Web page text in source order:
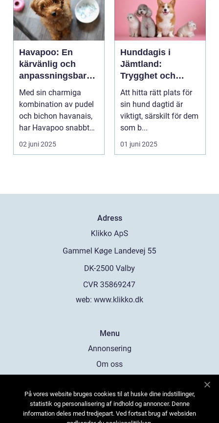
Havapoo: En
kärvänlig och
anpassningsbar
familjemedlem
Med sin charmiga
kombination av pudel
och bichon havanais,
har Havapoo snabbt
blivit en älsklin...
02 juni 2025
Hunddagis i
Jämtland:
Trygghet och
glädje för din
fyrfota vän
Att hitta rätt plats för
sin hund dagtid är
viktigt, särskilt för dem
som b...
01 juni 2025
Adress
web: www.klikko.dk
Menu
Annonsering
Om oss
Kontakta oss
Sitemap
På vores website bruges cookies til at huske dine indstillinger,
statistik og personalisering af indhold og annoncer. Denne
information deles med tredjepart. Ved fortsat brug af websiden